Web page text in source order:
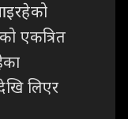
एकत्रित
लिएर